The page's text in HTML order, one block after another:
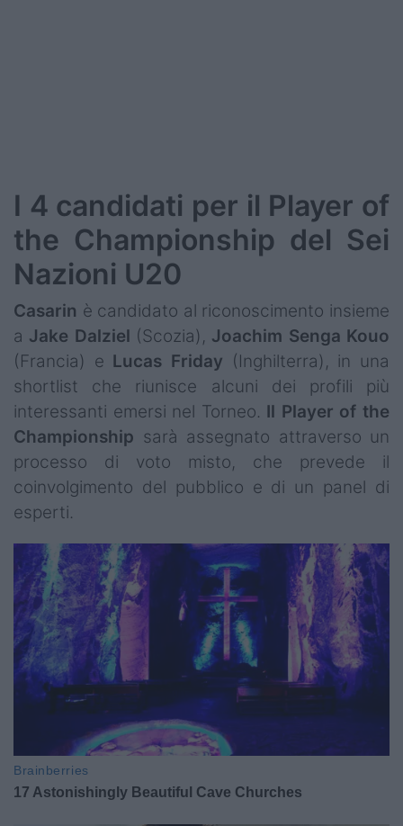
I 4 candidati per il Player of
the Championship del Sei
Nazioni U20
Casarin è candidato al riconoscimento insieme
a Jake Dalziel (Scozia), Joachim Senga Kouo
(Francia) e Lucas Friday (Inghilterra), in una
shortlist che riunisce alcuni dei profili più
interessanti emersi nel Torneo. Il Player of the
Championship sarà assegnato attraverso un
processo di voto misto, che prevede il
coinvolgimento del pubblico e di un panel di
esperti.